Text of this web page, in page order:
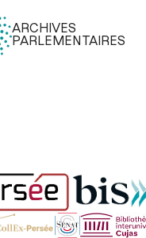
ARCHIVES
PARLEMENTAIRES